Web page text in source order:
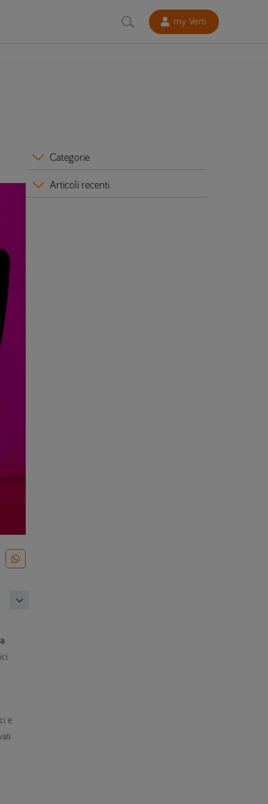
my Verti
Categorie
Articoli recenti
e